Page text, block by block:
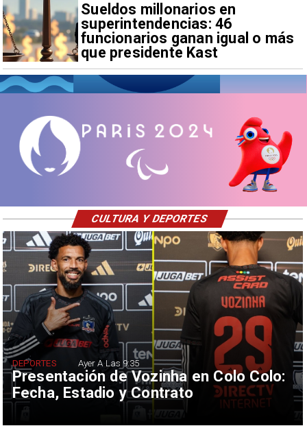
Sueldos millonarios en
superintendencias: 46
funcionarios ganan igual o más
que presidente Kast
Presentación de Vozinha en Colo Colo:
Fecha, Estadio y Contrato
DEPORTES Ayer A Las 9:35
CULTURA Y DEPORTES